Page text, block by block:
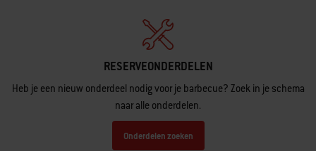
RESERVEONDERDELEN
Heb je een nieuw onderdeel nodig voor je barbecue? Zoek in je schema
naar alle onderdelen.
Onderdelen zoeken